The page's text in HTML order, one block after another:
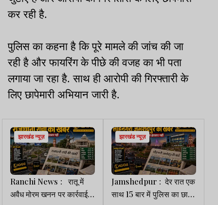
कर रही है.
पुलिस का कहना है कि पूरे मामले की जांच की जा
रही है और फायरिंग के पीछे की वजह का भी पता
लगाया जा रहा है. साथ ही आरोपी की गिरफ्तारी के
लिए छापेमारी अभियान जारी है.
झारखंड न्यूज़
Ranchi News : रातू में
अवैध मोरम खनन पर कार्रवाई,
झारखंड न्यूज़
Jamshedpur : देर रात एक
साथ 15 बार में पुलिस का छापा,